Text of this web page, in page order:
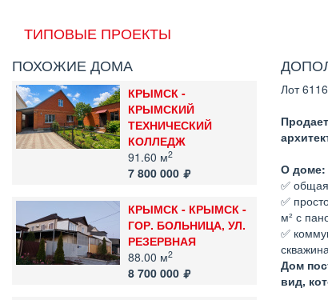
ТИПОВЫЕ ПРОЕКТЫ
Лот 6116
О доме:
✅
✅
м² с
✅
Дом
вид,
ПОХОЖИЕ ДОМА
КРЫМСК -
КРЫМСКИЙ
ТЕХНИЧЕСКИЙ
КОЛЛЕДЖ
91.60 м2
7 800 000
КРЫМСК - КРЫМСК -
ГОР. БОЛЬНИЦА, УЛ.
РЕЗЕРВНАЯ
88.00 м2
8 700 000